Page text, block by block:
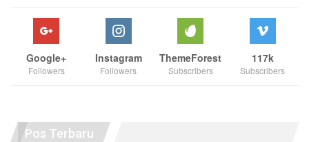
Google+
Followers
Instagram
Followers
ThemeForest
Subscribers
117k
Subscribers
Pos Terbaru